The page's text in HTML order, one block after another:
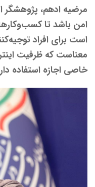
مرضیه ادهم، پژوهشگر
امن باشد تا
است برای افراد
معناست که ظرفیت
خاصی اجازه استفاده